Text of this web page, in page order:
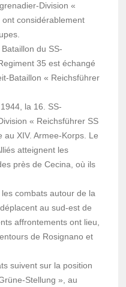
Division «
ont considérablement
du SS-
35 est échangé
Bataillon « Reichsführer
la 16. SS-
« Reichsführer SS
au XIV. Armee-Korps. Le
atteignent les
près de Cecina, où ils
combats autour de la
au sud-est de
affrontements ont lieu,
de Rosignano et
suivent sur la position
Stellung », au